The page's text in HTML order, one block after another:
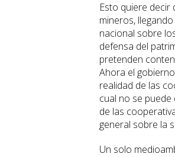
Esto quiere
mineros,
nacional sobre
defensa del
pretenden
Ahora el
realidad de las
cual no se
de las
general sobre la
Un solo